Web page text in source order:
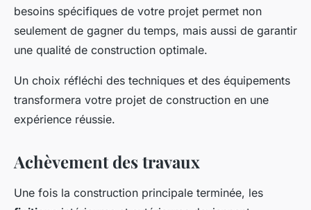
besoins spécifiques de votre projet permet non
seulement de gagner du temps, mais aussi de garantir
une qualité de construction optimale.
Un choix réfléchi des techniques et des équipements
transformera votre projet de construction en une
expérience réussie.
Achèvement des travaux
Une fois la construction principale terminée, les